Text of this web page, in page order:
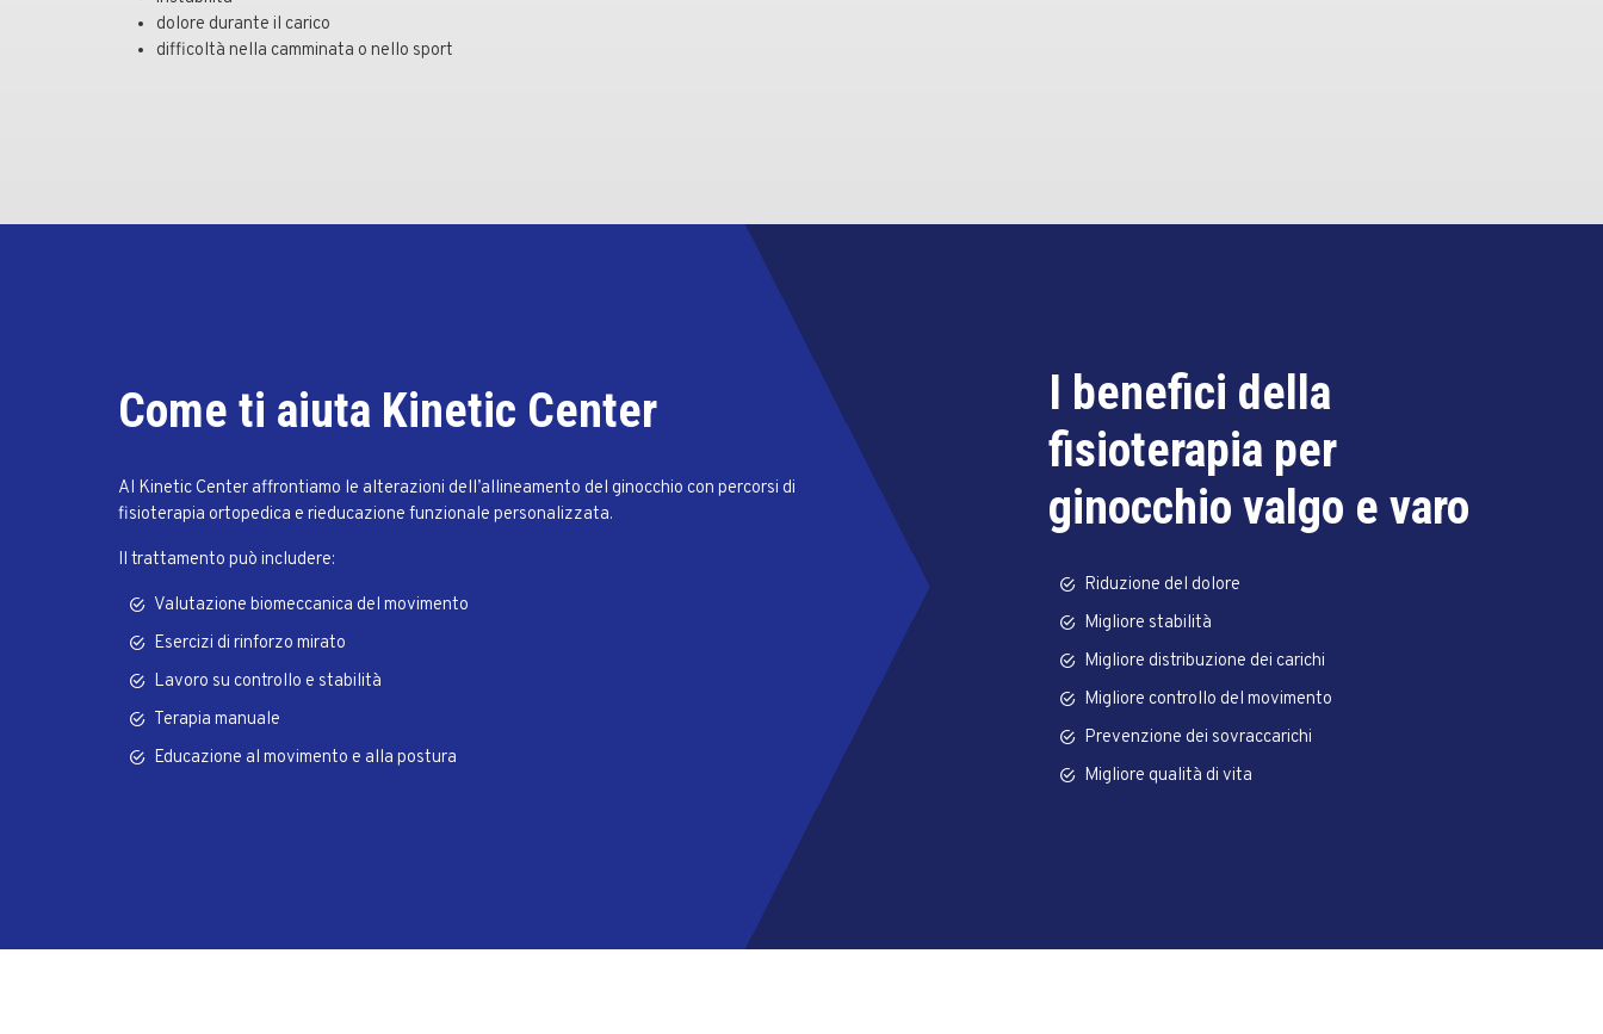
dolore durante il carico
difficoltà nella camminata o nello sport
Come ti aiuta Kinetic Center
Al Kinetic Center affrontiamo le alterazioni dell’allineamento del ginocchio con percorsi di
fisioterapia ortopedica e rieducazione funzionale personalizzata.
Il trattamento può includere:
Valutazione biomeccanica del movimento
Esercizi di rinforzo mirato
Lavoro su controllo e stabilità
Terapia manuale
Educazione al movimento e alla postura
I benefici della
fisioterapia per
ginocchio valgo e varo
Riduzione del dolore
Migliore stabilità
Migliore distribuzione dei carichi
Migliore controllo del movimento
Prevenzione dei sovraccarichi
Migliore qualità di vita